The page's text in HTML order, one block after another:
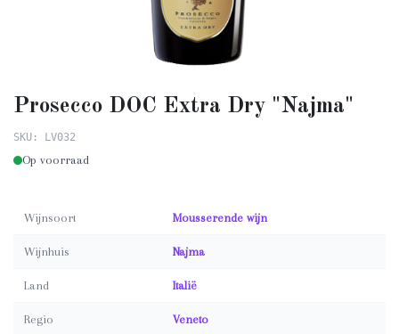
Prosecco DOC Extra Dry "Najma"
SKU: LV032
Op voorraad
Wijnsoort Mousserende wijn
Wijnhuis Najma
Land Italië
Regio Veneto